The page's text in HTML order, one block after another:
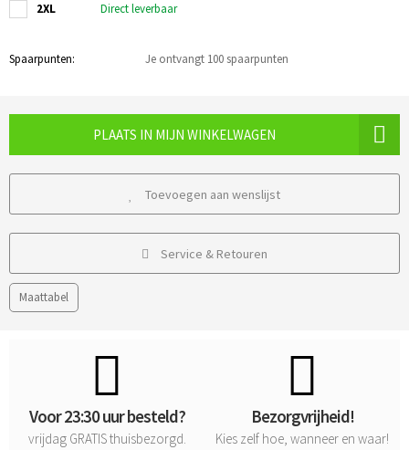
2XL
Direct leverbaar
Spaarpunten: Je ontvangt 100 spaarpunten
PLAATS IN MIJN WINKELWAGEN
Toevoegen aan wenslijst
Service & Retouren
Maattabel
Voor 23:30 uur besteld?
vrijdag GRATISthuisbezorgd.
Bezorgvrijheid!
Kies zelf hoe, wanneer en waar!